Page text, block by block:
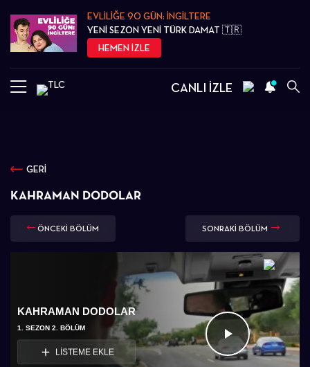
EVLİLİĞE 90 GÜN: İNGİLTERE
YENİ SEZON YENİ TÜRK DAMAT 🇹🇷
HEMEN İZLE
CANLI İZLE
GERİ
KAHRAMAN DODOLAR
ÖNCEKİ BÖLÜM SONRAKİ BÖLÜM
Videoyu
KAHRAMAN DODOLAR
1. SEZON 2. BÖLÜM
LİSTEME EKLE